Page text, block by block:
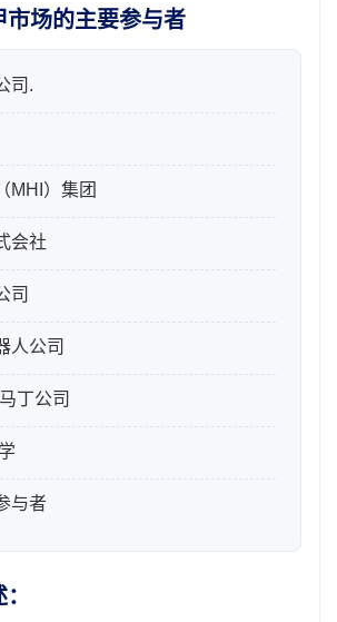
市场的主要参与者
司.
MHI）集团
会社
司
人公司
丁公司
与者